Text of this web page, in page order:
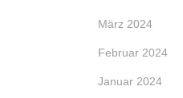
März 2024
Februar 2024
Januar 2024